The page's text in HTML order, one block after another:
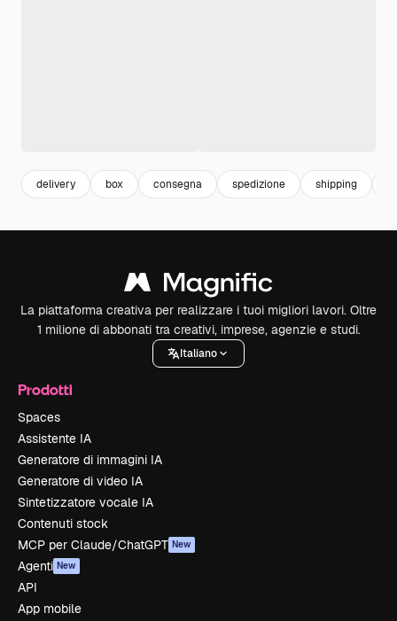
delivery box consegna spedizione shipping
La piattaforma creativa per realizzare i tuoi migliori lavori. Oltre
1 milione di abbonati tra creativi, imprese, agenzie e studi.
Italiano
Prodotti
Spaces
Assistente IA
Generatore di immagini IA
Generatore di video IA
Sintetizzatore vocale IA
Contenuti stock
MCP per Claude/ChatGPT New
Agenti New
API
App mobile